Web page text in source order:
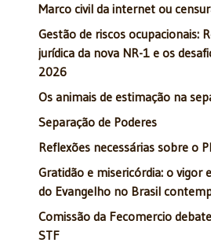
Marco civil da internet ou
Gestão de riscos ocupacionais:
jurídica da nova NR-1 e os
2026
Os animais de estimação na
Separação de Poderes
Reflexões necessárias sobre o
Gratidão e misericórdia: o vigor
do Evangelho no Brasil
Comissão da Fecomercio
STF